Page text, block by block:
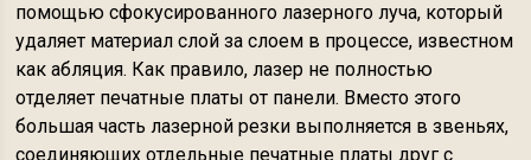
помощью сфокусированного лазерного луча, который
удаляет материал слой за слоем в процессе, известном
как абляция. Как правило, лазер не полностью
отделяет печатные платы от панели. Вместо этого
большая часть лазерной резки выполняется в звеньях,
соединяющих отдельные печатные платы друг с